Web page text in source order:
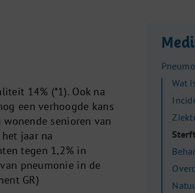
14% (*1). Ook na
een verhoogde kans
senioren van
jaar na
tegen 1,2% in
pneumonie in de
GR)
Wat